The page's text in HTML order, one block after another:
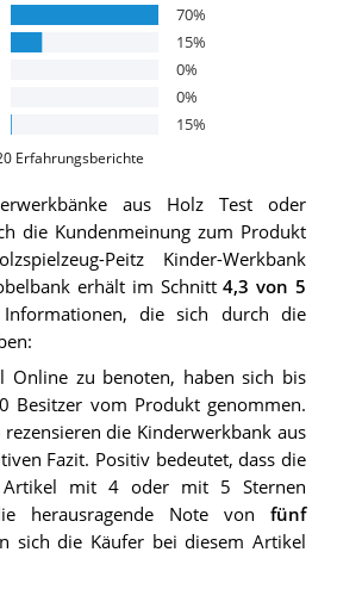
70%
15%
0%
0%
15%
Erfahrungsberichte
aus Holz Test oder
die Kundenmeinung zum Produkt
Peitz Kinder-Werkbank
erhält im Schnitt4,3 von 5
die sich durch die
Online zu benoten, haben sich bis
Besitzer vom Produkt genommen.
die Kinderwerkbank aus
Fazit. Positiv bedeutet, dass die
Artikel mit 4 oder mit 5 Sternen
herausragende Note von fünf
sich die Käufer bei diesem Artikel